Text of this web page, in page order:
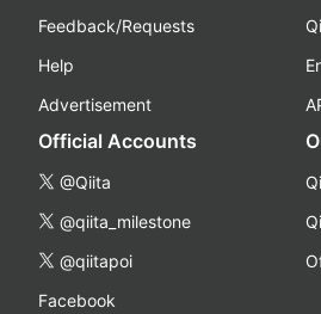
Feedback/Requests
Help
Advertisement
Official Accounts
@Qiita
@qiita_milestone
@qiitapoi
Facebook